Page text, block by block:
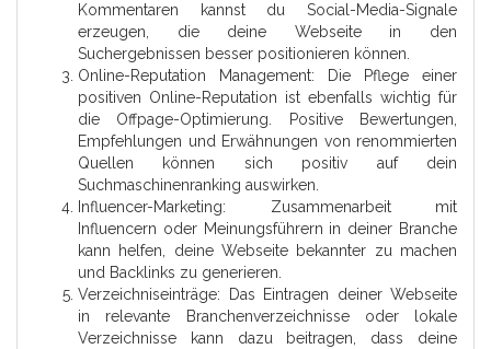
Kommentaren kannst du Social-Media-Signale
erzeugen, die deine Webseite in den
Suchergebnissen besser positionieren können.
Online-Reputation Management: Die Pflege einer
positiven Online-Reputation ist ebenfalls wichtig für
die Offpage-Optimierung. Positive Bewertungen,
Empfehlungen und Erwähnungen von renommierten
Quellen können sich positiv auf dein
Suchmaschinenranking auswirken.
Influencer-Marketing: Zusammenarbeit mit
Influencern oder Meinungsführern in deiner Branche
kann helfen, deine Webseite bekannter zu machen
und Backlinks zu generieren.
Verzeichniseinträge: Das Eintragen deiner Webseite
in relevante Branchenverzeichnisse oder lokale
Verzeichnisse kann dazu beitragen, dass deine